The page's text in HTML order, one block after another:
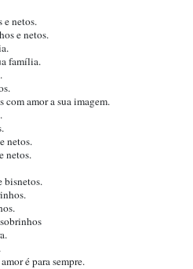
e netos.
e netos.
família.
amor a sua imagem.
netos.
netos.
bisnetos.
é para sempre.